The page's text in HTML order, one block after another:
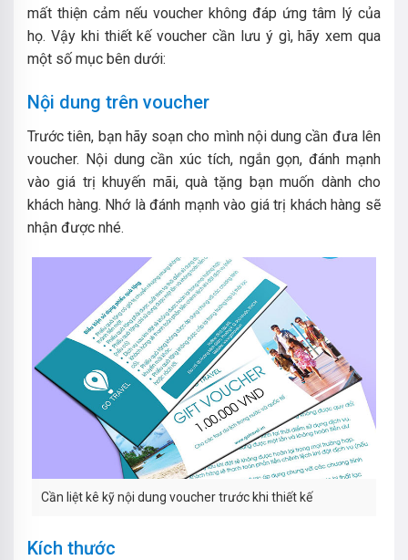
mất thiện cảm nếu voucher không đáp ứng tâm lý của
họ. Vậy khi thiết kế voucher cần lưu ý gì, hãy xem qua
một số mục bên dưới:
Nội dung trên voucher
Trước tiên, bạn hãy soạn cho mình nội dung cần đưa lên
voucher. Nội dung cần xúc tích, ngắn gọn, đánh mạnh
vào giá trị khuyến mãi, quà tặng bạn muốn dành cho
khách hàng. Nhớ là đánh mạnh vào giá trị khách hàng sẽ
nhận được nhé.
Cần liệt kê kỹ nội dung voucher trước khi thiết kế
Kích thước